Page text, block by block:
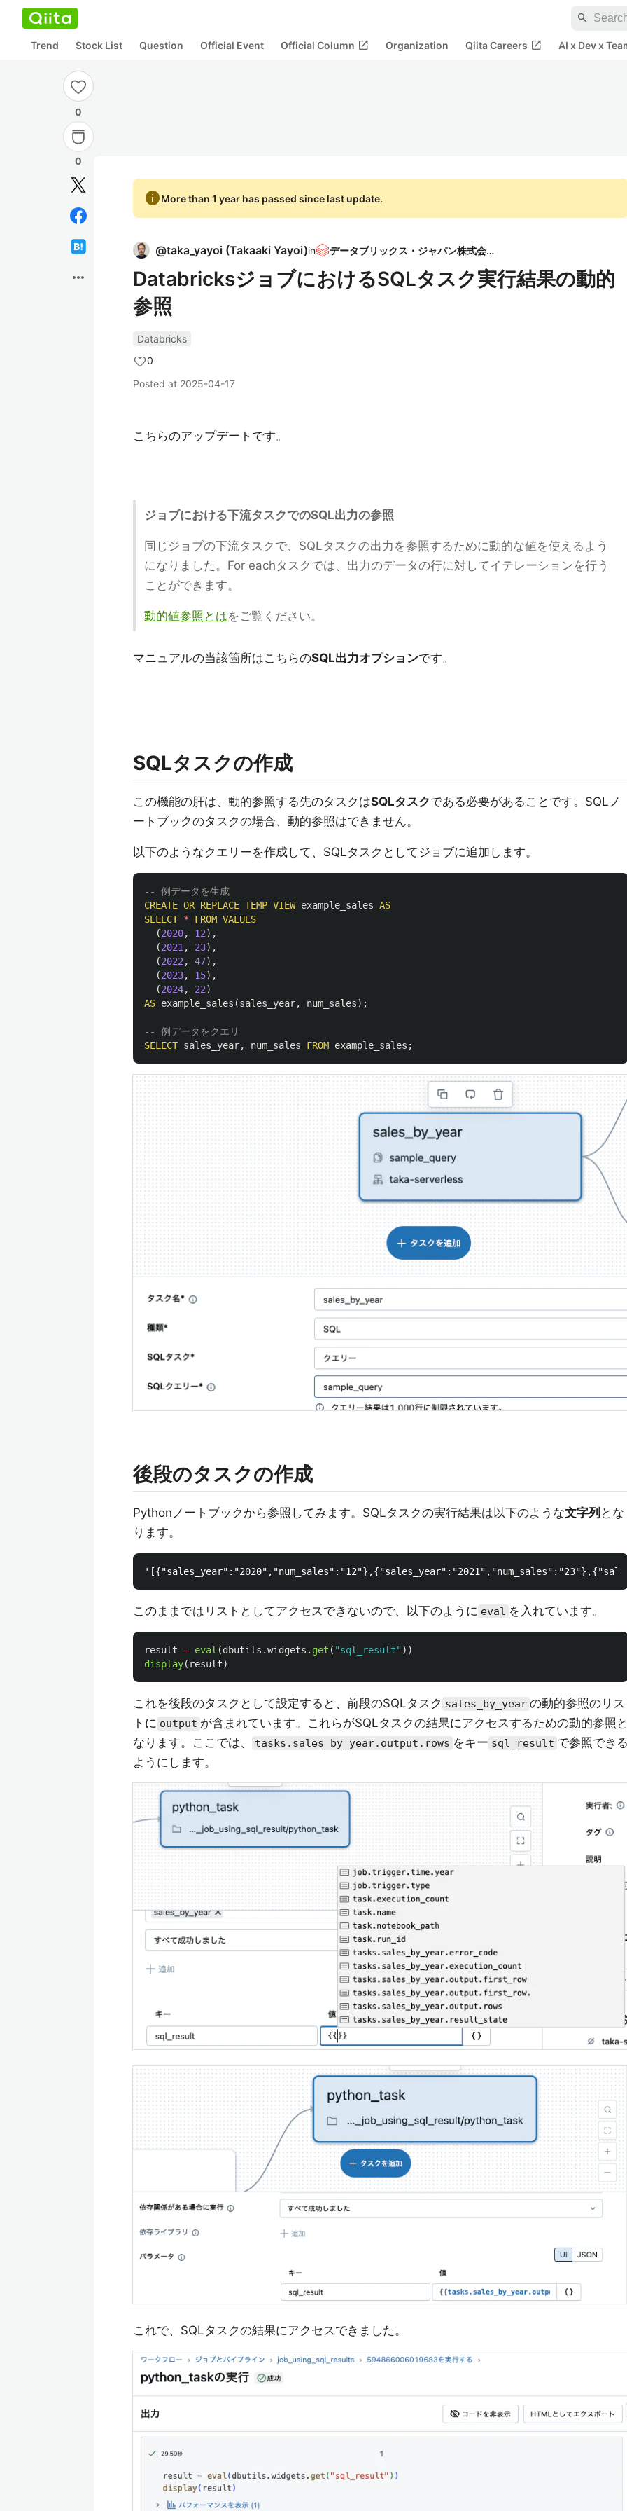
search
Trend Stock List Question Official Event Official Column open_in_new Organization Qiita Careers open_in_new AI x Dev x
0
0
more_horiz
infoMore than 1 year has passed since last update.
@taka_yayoi (Takaaki Yayoi)in データブリックス・ジャパン株式会社
DatabricksジョブにおけるSQLタスク実行結果の動的
参照
Databricks
0
Posted at 2025-04-17
こちらのアップデートです。
ジョブにおける下流タスクでのSQL出力の参照
同じジョブの下流タスクで、SQLタスクの出力を参照するために動的な値を使えるよう
になりました。For eachタスクでは、出力のデータの行に対してイテレーションを行う
ことができます。
動的値参照とはをご覧ください。
マニュアルの当該箇所はこちらのSQL出力オプションです。
SQLタスクの作成
この機能の肝は、動的参照する先のタスクはSQLタスクである必要があることです。SQLノ
ートブックのタスクの場合、動的参照はできません。
以下のようなクエリーを作成して、SQLタスクとしてジョブに追加します。
-- 例データを生成
CREATE OR REPLACE TEMP VIEW example_sales AS
SELECT * FROM VALUES
(2020, 12),
(2021 , 23),
(2022 , 47),
(2023, 15),
(2024, 22)
AS example_sales (sales_year, num_sales);
-- 例データをクエリ
SELECT sales_year, num_sales FROM example_sales ;
後段のタスクの作成
Pythonノートブックから参照してみます。SQLタスクの実行結果は以下のような文字列 とな
ります。
このままではリストとしてアクセスできないので、以下のように eval を入れています。
result = eval (dbutils .widgets . get ( "sql_result" ))
display( result)
これを後段のタスクとして設定すると、前段のSQLタスク sales_by_year の動的参照のリス
トに output が含まれています。これらがSQLタスクの結果にアクセスするための動的参照
なります。ここでは、
tasks.sales_by_year.output.rows をキー sql_result で参照でき
ようにします。
これで、SQLタスクの結果にアクセスできました。